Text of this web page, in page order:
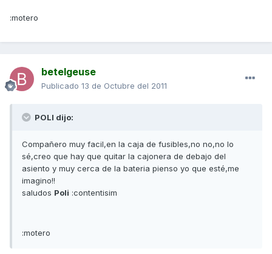
:motero
betelgeuse
Publicado 13 de Octubre del 2011
POLI dijo:
Compañero muy facil,en la caja de fusibles,no no,no lo
sé,creo que hay que quitar la cajonera de debajo del
asiento y muy cerca de la bateria pienso yo que esté,me
imagino!!
saludos Poli :contentisim
:motero